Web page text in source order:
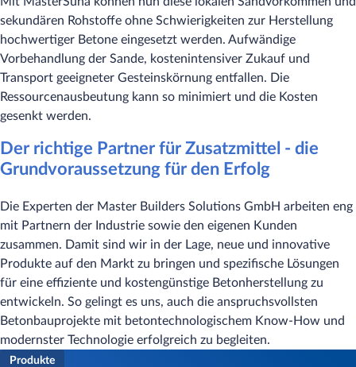
sekundären Rohstoffe ohne Schwierigkeiten zur Herstellung
hochwertiger Betone eingesetzt werden. Aufwändige
Vorbehandlung der Sande, kostenintensiver Zukauf und
Transport geeigneter Gesteinskörnung entfallen. Die
Ressourcenausbeutung kann so minimiert und die Kosten
gesenkt werden.
Der richtige Partner für Zusatzmittel - die
Grundvoraussetzung für den Erfolg
Die Experten der Master Builders Solutions GmbH arbeiten eng
mit Partnern der Industrie sowie den eigenen Kunden
zusammen. Damit sind wir in der Lage, neue und innovative
Produkte auf den Markt zu bringen und spezifische Lösungen
für eine effiziente und kostengünstige Betonherstellung zu
entwickeln. So gelingt es uns, auch die anspruchsvollsten
Betonbauprojekte mit betontechnologischem Know-How und
modernster Technologie erfolgreich zu begleiten.
Produkte